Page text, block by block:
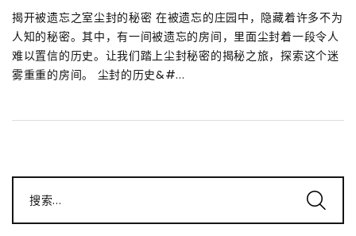
揭开被遗忘之室尘封的秘密 在被遗忘的庄园中，隐藏着许多不为
人知的秘密。其中，有一间被遗忘的房间，里面尘封着一段令人
难以置信的历史。让我们踏上尘封秘密的揭秘之旅，探索这个迷
雾重重的房间。 尘封的历史&#...
搜索...